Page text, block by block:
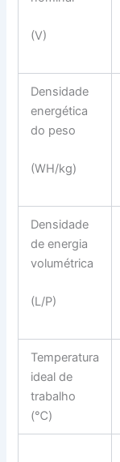
(V)
Densidade
energética
do peso
(WH/kg)
Densidade
de energia
volumétrica
(L/P)
Temperatura
ideal de
trabalho
(℃)